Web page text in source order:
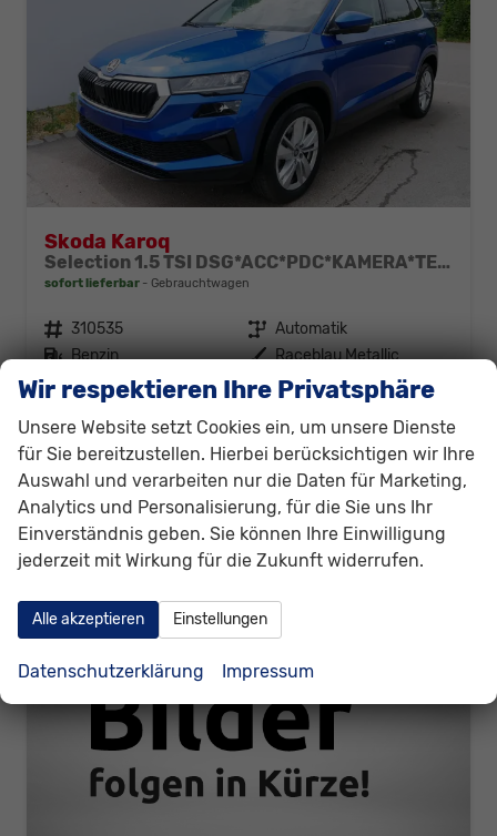
Skoda Karoq
Selection 1.5 TSI DSG*ACC*PDC*KAMERA*TEMPOMAT*LED*SMARTLINK*KLIMA*RADIO*17-ZOLL
sofort lieferbar Gebrauchtwagen
Fahrzeugnr. 310535 Getriebe Automatik
Kraftstoff Benzin Außenfarbe Raceblau Metallic
Leistung 110 kW (150 PS) Kilometerstand 21.300 km
28.680,– €
incl. 19% MwSt.
Details
Verbrauch kombiniert:7,50 l/100km
CO 2 -Emissionen: 151,00 g/km
Wir respektieren Ihre Privatsphäre
Unsere Website setzt Cookies ein, um unsere Dienste
für Sie bereitzustellen. Hierbei berücksichtigen wir Ihre
Auswahl und verarbeiten nur die Daten für Marketing,
Analytics und Personalisierung, für die Sie uns Ihr
Einverständnis geben. Sie können Ihre Einwilligung
jederzeit mit Wirkung für die Zukunft widerrufen.
Alle akzeptieren Einstellungen
Datenschutzerklärung Impressum